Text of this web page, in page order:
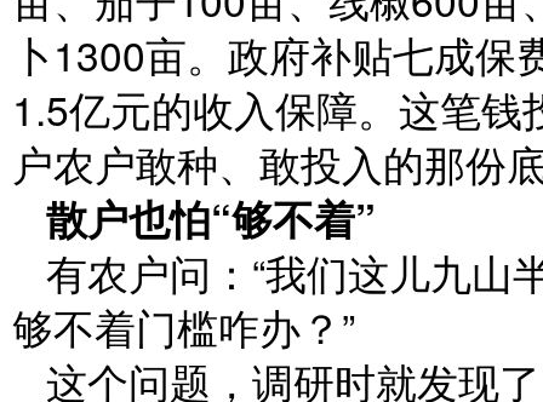
卜1300亩。政府补贴七成
1.5亿元的收入保障。这笔
户农户敢种、敢投入的那份
散户也怕“够不着”
有农户问：“我们这儿九山
够不着门槛咋办？”
这个问题，调研时就发现